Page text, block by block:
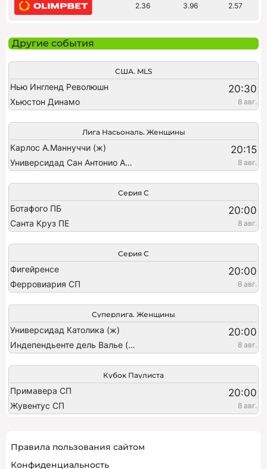
2.36 3.96 2.57
Другие события
США. MLS
Нью Ингленд Революшн 20:30
Хьюстон Динамо 8 авг.
Лига Насьональ. Женщины
Карлос А.Маннуччи (ж) 20:15
Универсидад Сан Антонио Абад (ж) 8 авг.
Серия C
Ботафого ПБ 20:00
Санта Круз ПЕ 8 авг.
Серия C
Фигейренсе 20:00
Ферровиария СП 8 авг.
Суперлига. Женщины
Универсидад Католика (ж) 20:00
Индепендьенте дель Валье (ж) 8 авг.
Кубок Паулиста
Примавера СП 20:00
Жувентус СП 8 авг.
Правила пользования сайтом
Конфиденциальность